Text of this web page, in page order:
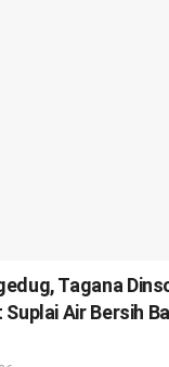
Tagana
Air Bersih